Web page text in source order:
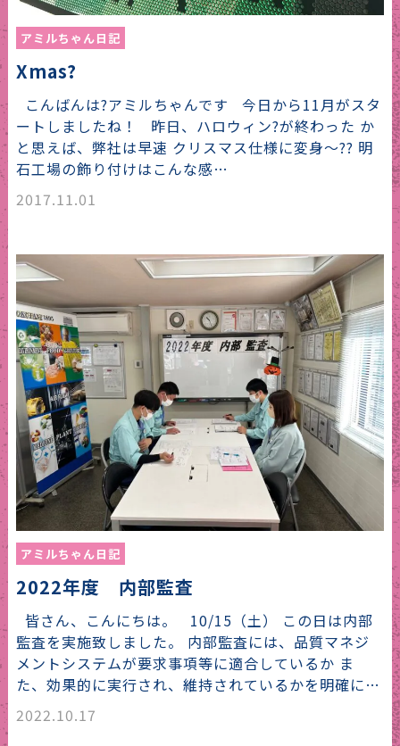
アミルちゃん日記
Xmas?
こんばんは?アミルちゃんです 今日から11月がスタ
ートしましたね！ 昨日、ハロウィン?が終わった か
と思えば、弊社は早速 クリスマス仕様に変身〜?? 明
石工場の飾り付けはこんな感…
2017.11.01
アミルちゃん日記
2022年度 内部監査
皆さん、こんにちは。 10/15（土） この日は内部
監査を実施致しました。 内部監査には、品質マネジ
メントシステムが要求事項等に適合しているか ま
た、効果的に実行され、維持されているかを明確に…
2022.10.17